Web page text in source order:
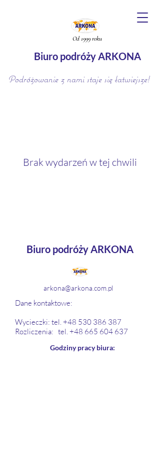
Od 1999 roku
Biuro podróży ARKONA
Podróżowanie z nami staje się łatwiejsze!
Brak wydarzeń w tej chwili
Biuro podróży ARKONA
arkona@arkona.com.pl
Dane kontaktowe: ​
Wycieczki: tel. +48 530 386 387
Rozliczenia: tel. +48 665 604 637
Godziny pracy biura: